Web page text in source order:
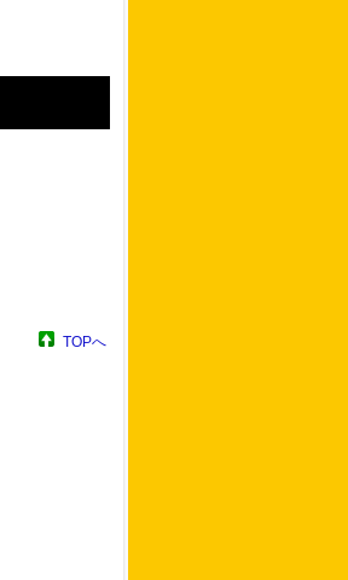
TOPへ